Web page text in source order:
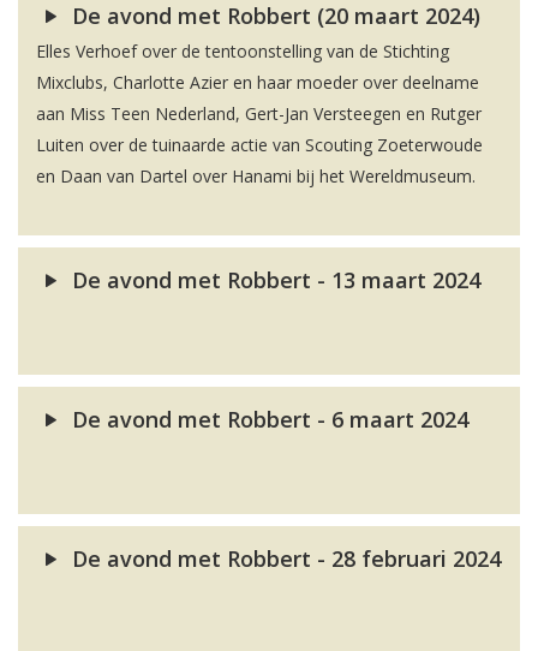
De avond met Robbert (20 maart 2024)
Elles Verhoef over de tentoonstelling van de Stichting
Mixclubs, Charlotte Azier en haar moeder over deelname
aan Miss Teen Nederland, Gert-Jan Versteegen en Rutger
Luiten over de tuinaarde actie van Scouting Zoeterwoude
en Daan van Dartel over Hanami bij het Wereldmuseum.
De avond met Robbert - 13 maart 2024
De avond met Robbert - 6 maart 2024
De avond met Robbert - 28 februari 2024